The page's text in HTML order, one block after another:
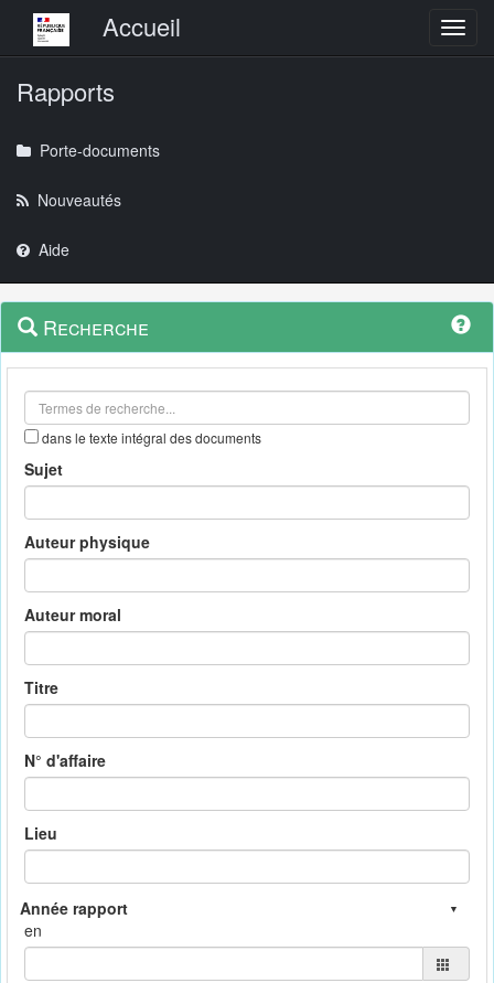
Menu principalAccueil
Rapports
Porte-documents
Nouveautés
Aide
Navigation
outils
Menu
contextuel
Recherche
dans le texte intégral des documents
Sujet
Auteur physique
Auteur moral
Titre
N° d'affaire
Lieu
en